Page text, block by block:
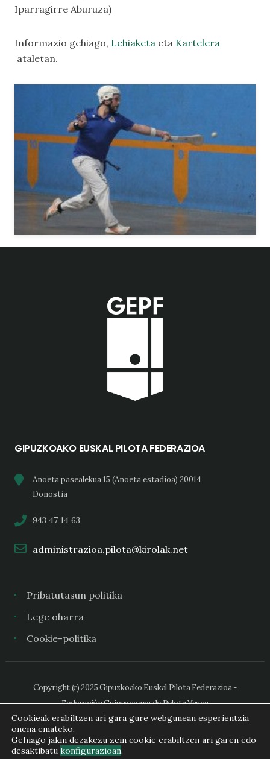
Iparragirre Aburuza)
Informazio gehiago, Lehiaketa eta Kartelera
ataletan.
GIPUZKOAKO EUSKAL PILOTA FEDERAZIOA
Anoeta pasealekua 15 (Anoeta estadioa) 20014
Donostia
943 47 14 63
administrazioa.pilota@kirolak.net
Pribatutasun politika
Lege oharra
Cookie-politika
Copyright (c) 2025 Gipuzkoako Euskal Pilota Federazioa -
Federación Guipuzcoana de Pelota Vasca
Cookieak erabiltzen ari gara gure webgunean esperientzia
onena emateko.
Gehiago jakin dezakezu zein cookie erabiltzen ari garen edo
desaktibatu konfigurazioan.